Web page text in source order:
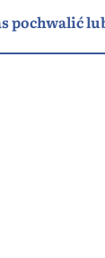
pochwalić